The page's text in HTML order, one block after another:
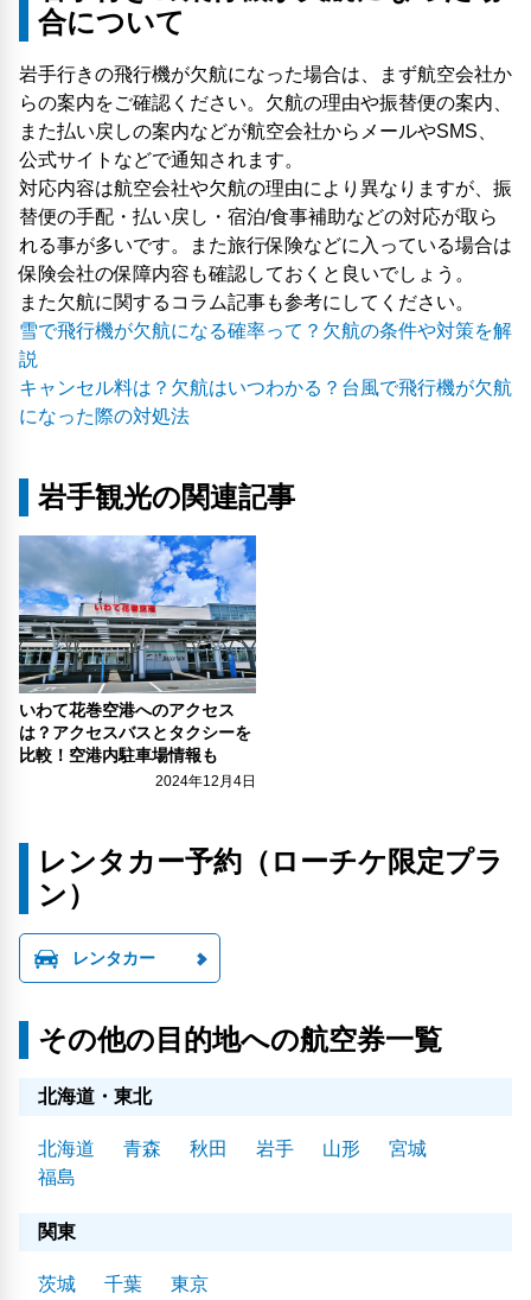
合について
岩手行きの飛行機が欠航になった場合は、まず航空会社か
らの案内をご確認ください。欠航の理由や振替便の案内、
また払い戻しの案内などが航空会社からメールやSMS、
公式サイトなどで通知されます。
対応内容は航空会社や欠航の理由により異なりますが、振
替便の手配・払い戻し・宿泊/食事補助などの対応が取ら
れる事が多いです。また旅行保険などに入っている場合は
保険会社の保障内容も確認しておくと良いでしょう。
また欠航に関するコラム記事も参考にしてください。
雪で飛行機が欠航になる確率って？欠航の条件や対策を解
説
キャンセル料は？欠航はいつわかる？台風で飛行機が欠航
になった際の対処法
岩手観光の関連記事
いわて花巻空港へのアクセス
は？アクセスバスとタクシーを
比較！空港内駐車場情報も
2024年12月4日
レンタカー予約（ローチケ限定プラ
ン）
レンタカー
その他の目的地への航空券一覧
北海道・東北
北海道 青森 秋田 岩手 山形
宮城
福島
関東
茨城 千葉 東京